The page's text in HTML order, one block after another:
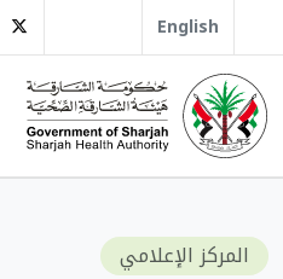
English
المركز الإعلامي